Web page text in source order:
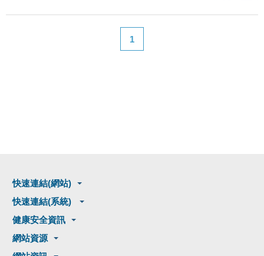
1
快速連結(網站)
快速連結(系統)
健康安全資訊
網站資源